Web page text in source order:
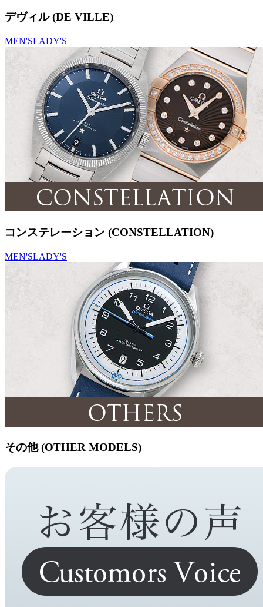
デヴィル (DE VILLE)
MEN'SLADY'S
コンステレーション (CONSTELLATION)
MEN'SLADY'S
その他 (OTHER MODELS)